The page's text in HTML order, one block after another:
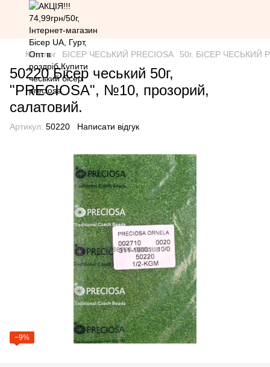
Каталог БІСЕР ЧЕСЬКИЙ PRECIOSA 50г. БІСЕР ЧЕСЬКИЙ
50220 Бісер чеський 50г,
"PRECIOSA", №10, прозорий,
салатовий.
Артикул: 50220 Написати відгук
−9%